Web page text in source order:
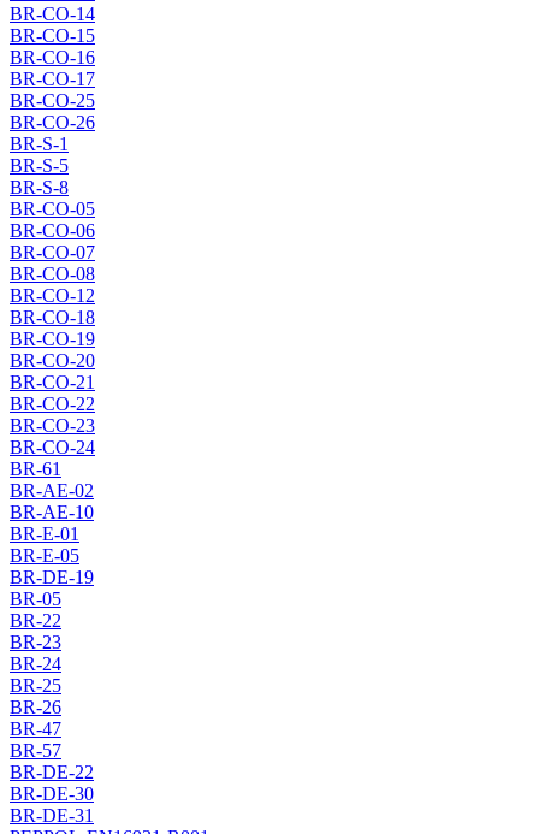
BR-CO-14
BR-CO-15
BR-CO-16
BR-CO-17
BR-CO-25
BR-CO-26
BR-S-1
BR-S-5
BR-S-8
BR-CO-05
BR-CO-06
BR-CO-07
BR-CO-08
BR-CO-12
BR-CO-18
BR-CO-19
BR-CO-20
BR-CO-21
BR-CO-22
BR-CO-23
BR-CO-24
BR-61
BR-AE-02
BR-AE-10
BR-E-01
BR-E-05
BR-DE-19
BR-05
BR-22
BR-23
BR-24
BR-25
BR-26
BR-47
BR-57
BR-DE-22
BR-DE-30
BR-DE-31